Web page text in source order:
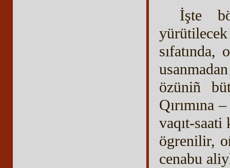
İşte
özüniñ
Qırımına
vaqıt-
ögrenilir,
cenabu